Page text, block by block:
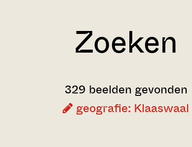
Zoeken
329 beelden gevonden
geografie: Klaaswaal